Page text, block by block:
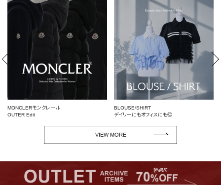
BLOUSE/SHIRT
デイリーにもオフィスにも◎
女性らしいシルエットを引き立てる
ペプラムトップス
VIEW MORE